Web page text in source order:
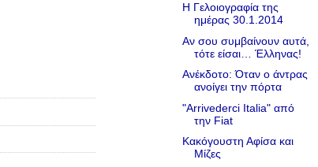
Η Γελοιογραφία της
ημέρας 30.1.2014
Αν σου συμβαίνουν αυτά,
τότε είσαι… Έλληνας!
Ανέκδοτο: Όταν ο άντρας
ανοίγει την πόρτα
"Arrivederci Italia" από
την Fiat
Κακόγουστη Αφίσα και
Μίζες